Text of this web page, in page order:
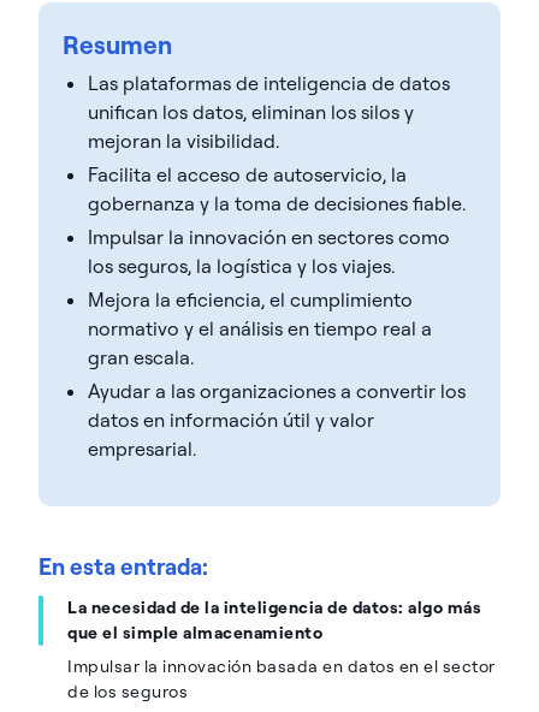
Resumen
Las plataformas de inteligencia de datos
unifican los datos, eliminan los silos y
mejoran la visibilidad.
Facilita el acceso de autoservicio, la
gobernanza y la toma de decisiones fiable.
Impulsar la innovación en sectores como
los seguros, la logística y los viajes.
Mejora la eficiencia, el cumplimiento
normativo y el análisis en tiempo real a
gran escala.
Ayudar a las organizaciones a convertir los
datos en información útil y valor
empresarial.
En esta entrada:
La necesidad de la inteligencia de datos: algo más
que el simple almacenamiento
Impulsar la innovación basada en datos en el sector
de los seguros